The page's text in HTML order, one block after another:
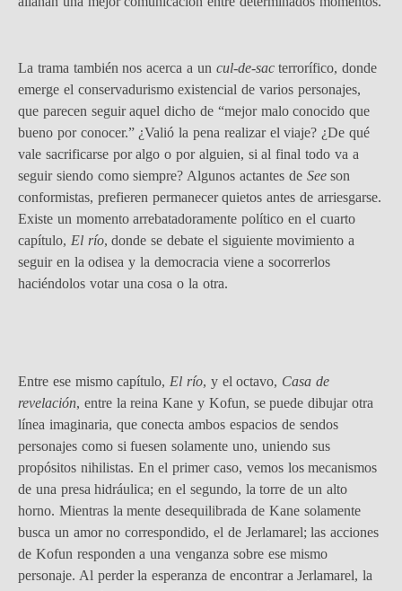
La trama también nos acerca a un cul-de-sacterrorífico, donde
emerge el conservadurismo existencial de varios personajes,
que parecen seguir aquel dicho de “mejor malo conocido que
bueno por conocer.” ¿Valió la pena realizar el viaje? ¿De qué
vale sacrificarse por algo o por alguien, si al final todo va a
seguir siendo como siempre? Algunos actantes de Seeson
conformistas, prefieren permanecer quietos antes de arriesgarse.
Existe un momento arrebatadoramente político en el cuarto
capítulo, El río, donde se debate el siguiente movimiento a
seguir en la odisea y la democracia viene a socorrerlos
haciéndolos votar una cosa o la otra.
Entre ese mismo capítulo, El río, y el octavo, Casa de
revelación, entre la reina Kane y Kofun, se puede dibujar otra
línea imaginaria, que conecta ambos espacios de sendos
personajes como si fuesen solamente uno, uniendo sus
propósitos nihilistas. En el primer caso, vemos los mecanismos
de una presa hidráulica; en el segundo, la torre de un alto
horno. Mientras la mente desequilibrada de Kane solamente
busca un amor no correspondido, el de Jerlamarel; las acciones
de Kofun responden a una venganza sobre ese mismo
personaje. Al perder la esperanza de encontrar a Jerlamarel, la